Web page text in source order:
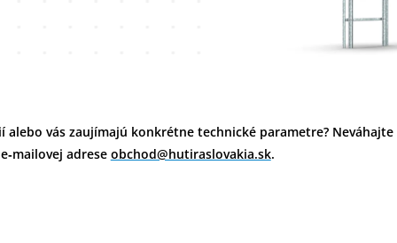
alebo vás zaujímajú konkrétne technické parametre? Neváhajte
adrese obchod@hutiraslovakia.sk.